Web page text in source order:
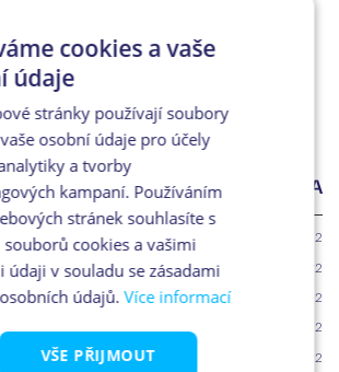
MÍSTNOSTI
PLOCHA
2
2
prostor + KK 2
2
2
cookies a vaše
údaje
stránky používají soubory
osobní údaje pro účely
a tvorby
kampaní. Používáním
stránek souhlasíte s
cookies a vašimi
údaji v souladu se zásadami
údajů.Více informací
VŠE PŘIJMOUT